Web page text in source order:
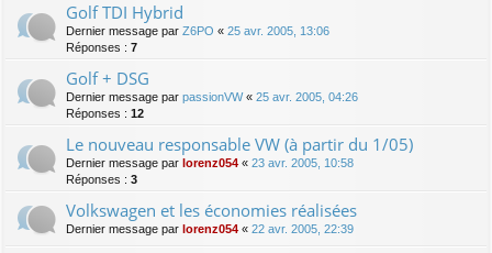
Golf TDI Hybrid
Dernier message par Z6PO « 25 avr. 2005, 13:06
Réponses : 7
Golf + DSG
Dernier message par passionVW« 25 avr. 2005, 04:26
Réponses : 12
Le nouveau responsable VW (à partir du 1/05)
Dernier message par lorenz054 « 23 avr. 2005, 10:58
Réponses : 3
Volkswagen et les économies réalisées
Dernier message par lorenz054 « 22 avr. 2005, 22:39